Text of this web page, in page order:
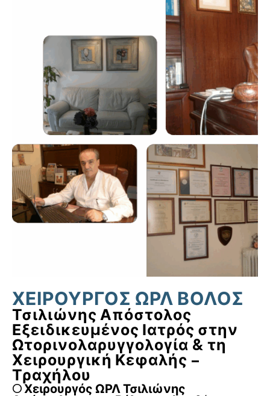
Απόστολος Τσιλιώνης
Χειρουργός Ωτορινολαρυγγολόγος
Σύγχρονες διαγνωστικές, θεραπευτικές και
χειρουργικές υπηρεσίες & εξοπλισμός,
για την αντιμετώπιση ΩΡΛ παθήσεων και
διαταραχών παίδων & ενηλίκων.
Βιογραφικό Ιατρού
ΧΕΙΡΟΥΡΓΟΣ ΩΡΛ ΒΟΛΟΣ
Τσιλιώνης Απόστολος
Εξειδικευμένος Ιατρός στην
Ωτορινολαρυγγολογία & τη
Χειρουργική Κεφαλής –
Τραχήλου
OΧειρουργός ΩΡΛ Τσιλιώνης